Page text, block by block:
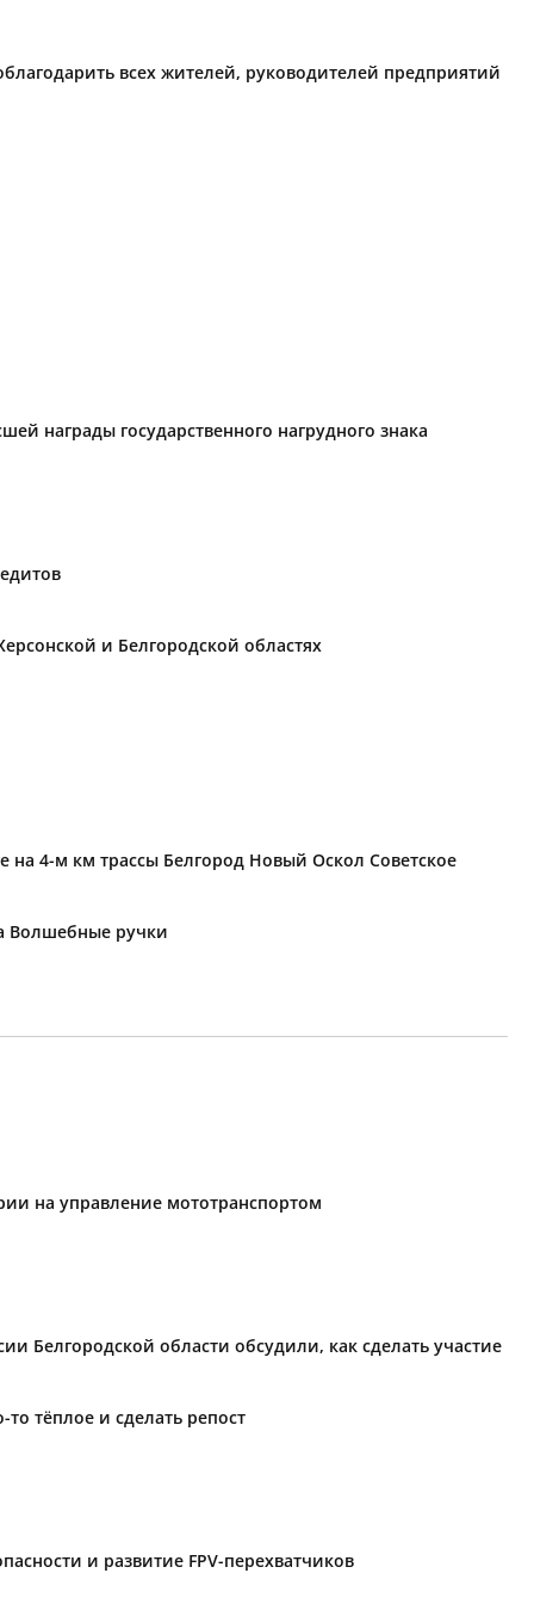
всех жителей, руководителей предприятий
награды государственного нагрудного знака
и Белгородской областях
на 4-м км трассы Белгород Новый Оскол Советское
Волшебные ручки
на управление мототранспортом
Белгородской области обсудили, как сделать участие
тёплое и сделать репост
и развитие FPV-перехватчиков